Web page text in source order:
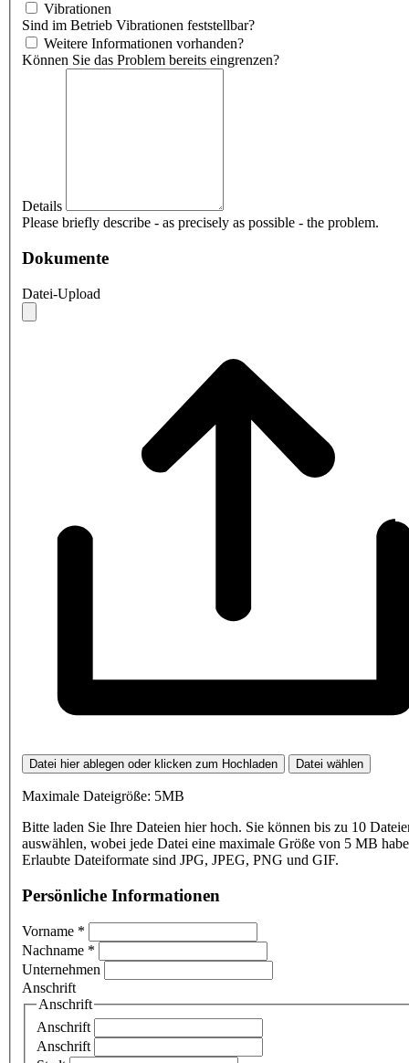
Vibrationen
Sind im Betrieb Vibrationen feststellbar?
Weitere Informationen vorhanden?
Können Sie das Problem bereits eingrenzen?
Details
Please briefly describe - as precisely as possible - the problem.
Dokumente
Datei-Upload
Datei hier ablegen oder klicken zum Hochladen Datei wählen
Maximale Dateigröße: 5MB
Bitte laden Sie Ihre Dateien hier hoch. Sie können bis zu 10
auswählen, wobei jede Datei eine maximale Größe von 5 MB
Erlaubte Dateiformate sind JPG, JPEG, PNG und GIF.
Persönliche Informationen
Vorname *
Nachname *
Unternehmen
Anschrift
Anschrift
Anschrift
Anschrift